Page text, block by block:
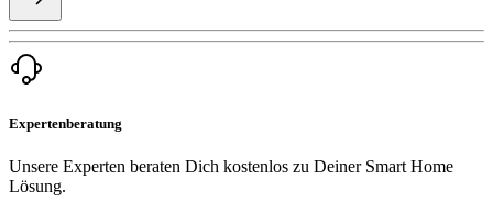
Expertenberatung
Unsere Experten beraten Dich kostenlos zu Deiner Smart Home
Lösung.